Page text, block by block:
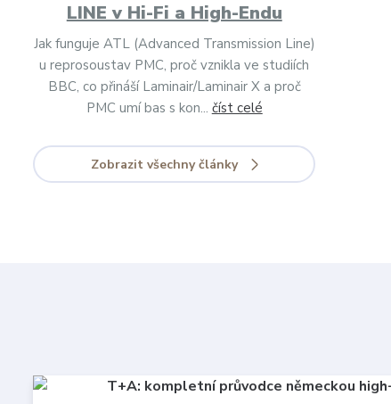
LINE v Hi-Fi a High-Endu
Jak funguje ATL (Advanced Transmission Line)
u reprosoustav PMC, proč vznikla ve studiích
BBC, co přináší Laminair/Laminair X a proč
PMC umí bas s kon... číst celé
Zobrazit všechny články